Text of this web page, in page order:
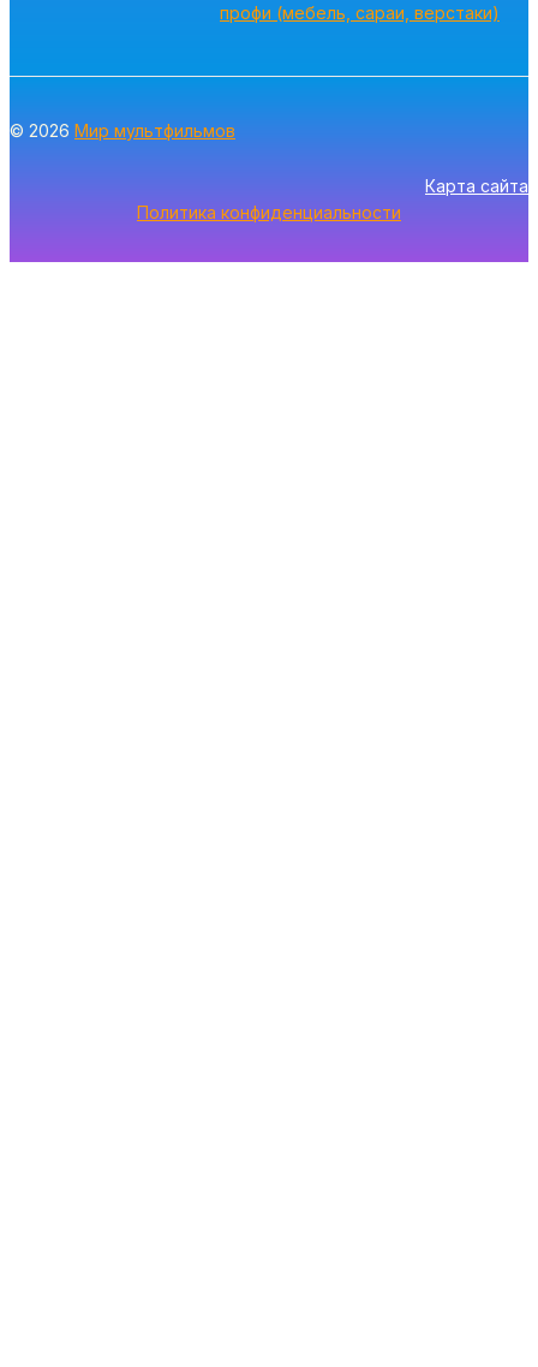
профи (мебель, сараи, верстаки)
© 2026 Мир мультфильмов
Карта сайта
Политика конфиденциальности